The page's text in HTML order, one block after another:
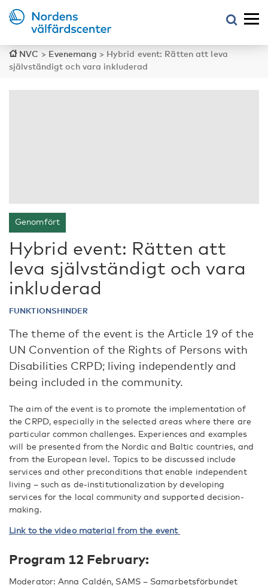
NVC > Evenemang > Hybrid event: Rätten att leva
självständigt och vara inkluderad
Genomfört
Hybrid event: Rätten att
leva självständigt och vara
inkluderad
FUNKTIONSHINDER
The theme of the event is the Article 19 of the
UN Convention of the Rights of Persons with
Disabilities CRPD; living independently and
being included in the community.
The aim of the event is to promote the implementation of
the CRPD, especially in the selected areas where there are
particular common challenges. Experiences and examples
will be presented from the Nordic and Baltic countries, and
from the European level. Topics to be discussed include
services and other preconditions that enable independent
living – such as de-institutionalization by developing
services for the local community and supported decision-
making.
Link to the video material from the event
Program 12 February:
Moderator: Anna Caldén, SAMS – Samarbetsförbundet